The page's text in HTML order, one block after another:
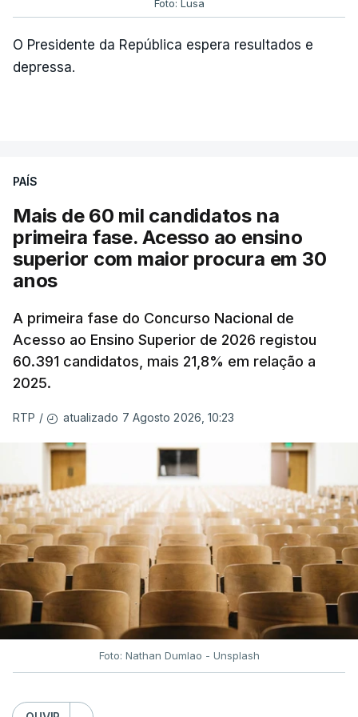
Foto: Lusa
O Presidente da República espera resultados e
depressa.
PAÍS
Mais de 60 mil candidatos na
primeira fase. Acesso ao ensino
superior com maior procura em 30
anos
A primeira fase do Concurso Nacional de
Acesso ao Ensino Superior de 2026 registou
60.391 candidatos, mais 21,8% em relação a
2025.
RTP / atualizado 7 Agosto 2026, 10:23
Foto: Nathan Dumlao - Unsplash